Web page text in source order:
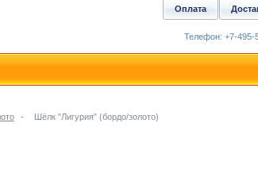
- Шёлк "Лигурия" (бордо/золото)
Оплата
Телефон: +7-495-